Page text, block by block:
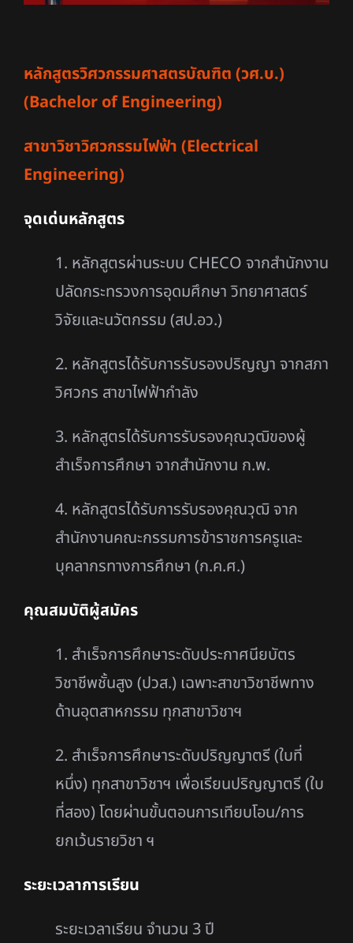
หลักสูตรวิศวกรรมศาสตรบัณฑิต (วศ.บ.)
(Bachelor of Engineering)
สาขาวิชาวิศวกรรมไฟฟ้า (Electrical
Engineering)
จุดเด่นหลักสูตร
1. หลักสูตรผ่านระบบ CHECO จากสำนักงาน
ปลัดกระทรวงการอุดมศึกษา วิทยาศาสตร์
วิจัยและนวัตกรรม (สป.อว.)
2. หลักสูตรได้รับการรับรองปริญญา จากสภา
วิศวกร สาขาไฟฟ้ากำลัง
3. หลักสูตรได้รับการรับรองคุณวุฒิของผู้
สำเร็จการศึกษา จากสำนักงาน ก.พ.
4. หลักสูตรได้รับการรับรองคุณวุฒิจาก
สำนักงานคณะกรรมการข้าราชการครูและ
บุคลากรทางการศึกษา (ก.ค.ศ.)
คุณสมบัติผู้สมัคร
1. สำเร็จการศึกษาระดับประกาศนียบัตร
วิชาชีพชั้นสูง (ปวส.) เฉพาะสาขาวิชาชีพทาง
ด้านอุตสาหกรรม ทุกสาขาวิชาฯ
2. สำเร็จการศึกษาระดับปริญญาตรี (ใบที่
หนึ่ง) ทุกสาขาวิชาฯ เพื่อเรียนปริญญาตรี (ใบ
ที่สอง)โดยผ่านขั้นตอนการเทียบโอน/การ
ยกเว้นรายวิชา ฯ
ระยะเวลาการเรียน
ระยะเวลาเรียน จำนวน 3 ปี